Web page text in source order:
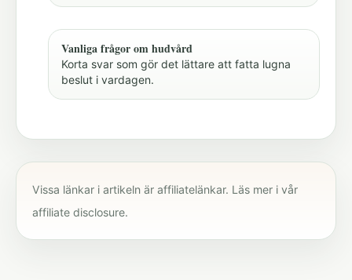
Vanliga frågor om hudvård
Korta svar som gör det lättare att fatta lugna
beslut i vardagen.
Vissa länkar i artikeln är affiliatelänkar. Läs mer i vår
affiliate disclosure.